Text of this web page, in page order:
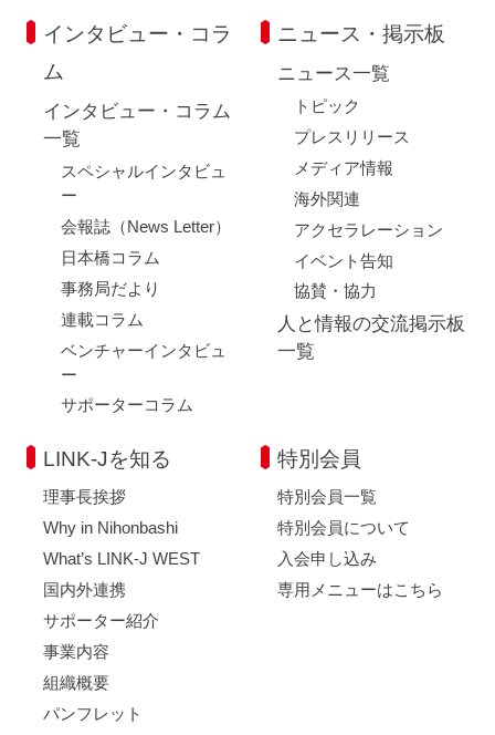
インタビュー・コラ
ム
インタビュー・コラム
一覧
スペシャルインタビュ
ー
会報誌（News Letter）
日本橋コラム
事務局だより
連載コラム
ベンチャーインタビュ
ー
サポーターコラム
ニュース・掲示板
ニュース一覧
トピック
プレスリリース
メディア情報
海外関連
アクセラレーション
イベント告知
協賛・協力
人と情報の交流掲示板
一覧
LINK-Jを知る
理事長挨拶
Why in Nihonbashi
What’s LINK-J WEST
国内外連携
サポーター紹介
事業内容
組織概要
パンフレット
特別会員
特別会員一覧
特別会員について
入会申し込み
専用メニューはこちら